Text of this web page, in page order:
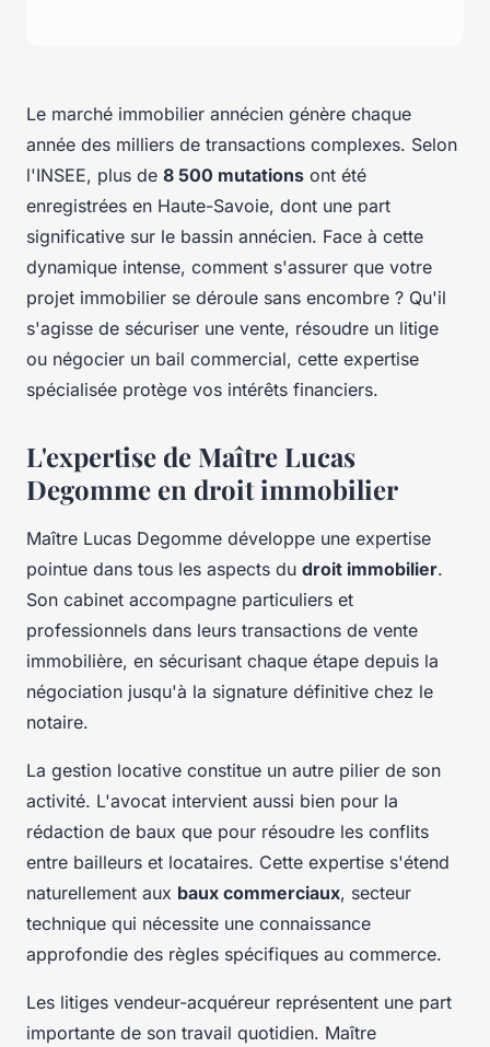
Le marché immobilier annécien génère chaque
année des milliers de transactions complexes. Selon
l'INSEE, plus de 8 500 mutations ont été
enregistrées en Haute-Savoie, dont une part
significative sur le bassin annécien. Face à cette
dynamique intense, comment s'assurer que votre
projet immobilier se déroule sans encombre ? Qu'il
s'agisse de sécuriser une vente, résoudre un litige
ou négocier un bail commercial, cette expertise
spécialisée protège vos intérêts financiers.
L'expertise de Maître Lucas
Degomme en droit immobilier
Maître Lucas Degomme développe une expertise
pointue dans tous les aspects du droit immobilier.
Son cabinet accompagne particuliers et
professionnels dans leurs transactions de vente
immobilière, en sécurisant chaque étape depuis la
négociation jusqu'à la signature définitive chez le
notaire.
La gestion locative constitue un autre pilier de son
activité. L'avocat intervient aussi bien pour la
rédaction de baux que pour résoudre les conflits
entre bailleurs et locataires. Cette expertise s'étend
naturellement aux baux commerciaux, secteur
technique qui nécessite une connaissance
approfondie des règles spécifiques au commerce.
Les litiges vendeur-acquéreur représentent une part
importante de son travail quotidien. Maître